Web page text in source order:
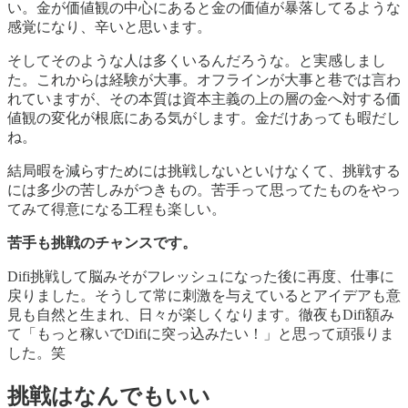
い。金が価値観の中心にあると金の価値が暴落してるような
感覚になり、辛いと思います。
そしてそのような人は多くいるんだろうな。と実感しまし
た。これからは経験が大事。オフラインが大事と巷では言わ
れていますが、その本質は資本主義の上の層の金へ対する価
値観の変化が根底にある気がします。金だけあっても暇だし
ね。
結局暇を減らすためには挑戦しないといけなくて、挑戦する
には多少の苦しみがつきもの。苦手って思ってたものをやっ
てみて得意になる工程も楽しい。
苦手も挑戦のチャンスです。
Difi挑戦して脳みそがフレッシュになった後に再度、仕事に
戻りました。そうして常に刺激を与えているとアイデアも意
見も自然と生まれ、日々が楽しくなります。徹夜もDifi額み
て「もっと稼いでDifiに突っ込みたい！」と思って頑張りま
した。笑
挑戦はなんでもいい